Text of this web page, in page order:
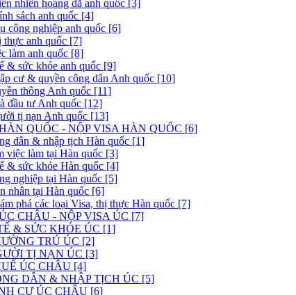
nhiên hoang dã anh quốc [3]
sách anh quốc [4]
công nghiệp anh quốc [6]
thực anh quốc [7]
làm anh quốc [8]
& sức khỏe anh quốc [9]
cư & quyền công dân Anh quốc [10]
thông Anh quốc [11]
đầu tư Anh quốc [12]
tị nạn Anh quốc [13]
QUỐC - NỘP VISA HÀN QUỐC [6]
dân & nhập tịch Hàn quốc [1]
việc làm tại Hàn quốc [3]
& sức khỏe Hàn quốc [4]
nghiệp tại Hàn quốc [5]
nhân tại Hàn quốc [6]
phá các loại Visa, thị thực Hàn quốc [7]
CHÂU - NỘP VISA ÚC [7]
& SỨC KHỎE ÚC [1]
TRÚ ÚC [2]
TỊ NẠN ÚC [3]
ÚC CHÂU [4]
DÂN & NHẬP TỊCH ÚC [5]
CƯ ÚC CHÂU [6]